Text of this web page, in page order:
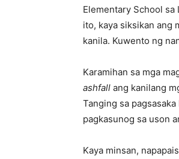
Elementary School sa
ito, kaya siksikan ang
kanila. Kuwento ng
Karamihan sa mga
ashfall ang kanilang
Tanging sa
pagkasunog sa uson
Kaya minsan,